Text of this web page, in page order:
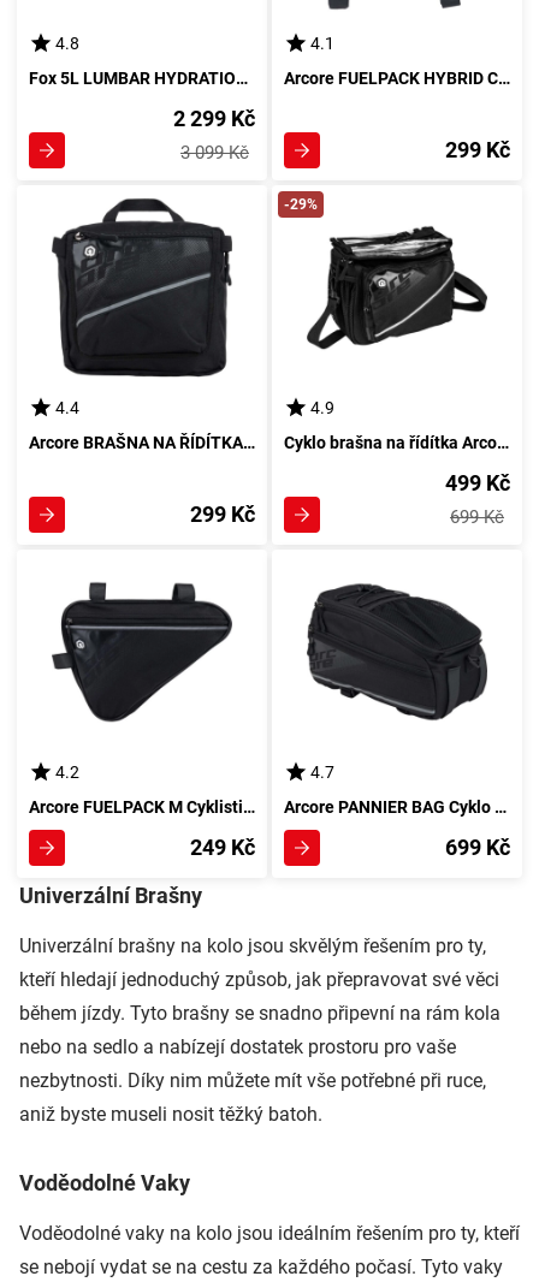
4.8
Fox 5L LUMBAR HYDRATION PACK Ledvinka, černá
2 299 Kč
3 099 Kč
4.1
Arcore FUELPACK HYBRID Cyklistická brašna na rám, černá
299 Kč
4.4
Arcore BRAŠNA NA ŘÍDÍTKA Cyklo, černá
299 Kč
-29%
4.9
Cyklo brašna na řídítka Arcore, černá
499 Kč
699 Kč
4.2
Arcore FUELPACK M Cyklistická brašna do rámu, černá
249 Kč
4.7
Arcore PANNIER BAG Cyklo brašna na nosič, černá
699 Kč
Univerzální Brašny
Univerzální brašny na kolo jsou skvělým řešením pro ty,
kteří hledají jednoduchý způsob, jak přepravovat své věci
během jízdy. Tyto brašny se snadno připevní na rám kola
nebo na sedlo a nabízejí dostatek prostoru pro vaše
nezbytnosti. Díky nim můžete mít vše potřebné při ruce,
aniž byste museli nosit těžký batoh.
Voděodolné Vaky
Voděodolné vaky na kolo jsou ideálním řešením pro ty, kteří
se nebojí vydat se na cestu za každého počasí. Tyto vaky